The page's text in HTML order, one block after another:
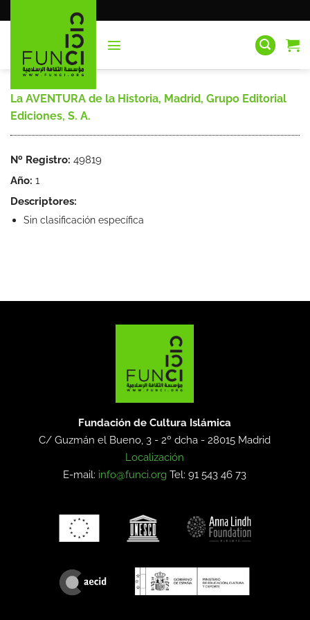
al
La AVENTURA de la Historia, Madrid, Grupo Editorial
Ediciones, S. A.
Nº Registro: 49819
Año: 1
Descriptores:
Sin clasificación específica
Fundación de Cultura Islámica
C/ Guzmán el Bueno, 3 - 2º dcha -28015 Madrid
Localización
E-mail: info@funci.org Tel: 91 543 46 73